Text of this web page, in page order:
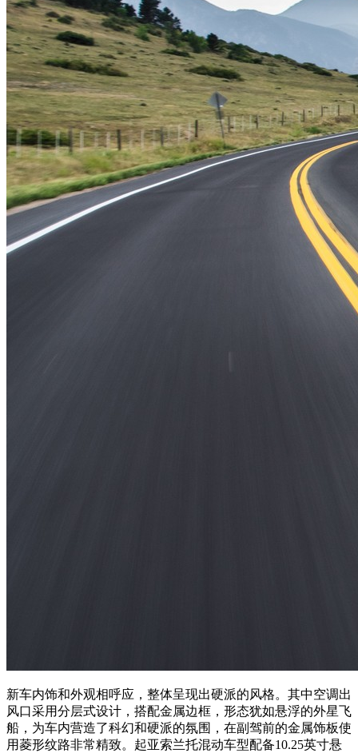
新车内饰和外观相呼应，整体呈现出硬派的风格。其中空调出
风口采用分层式设计，搭配金属边框，形态犹如悬浮的外星飞
船，为车内营造了科幻和硬派的氛围，在副驾前的金属饰板使
用菱形纹路非常精致。起亚索兰托混动车型配备10.25英寸悬